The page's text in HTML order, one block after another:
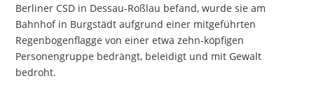
Berliner CSD in Dessau-Roßlau befand, wurde sie am
Bahnhof in Burgstädt aufgrund einer mitgeführten
Regenbogenflagge von einer etwa zehn-köpfigen
Personengruppe bedrängt, beleidigt und mit Gewalt
bedroht.